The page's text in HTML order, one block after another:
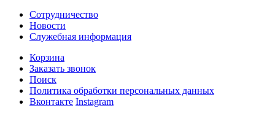
Сотрудничество
Новости
Служебная информация
Корзина
Заказать звонок
Поиск
Политика обработки персональных данных
Вконтакте Instagram